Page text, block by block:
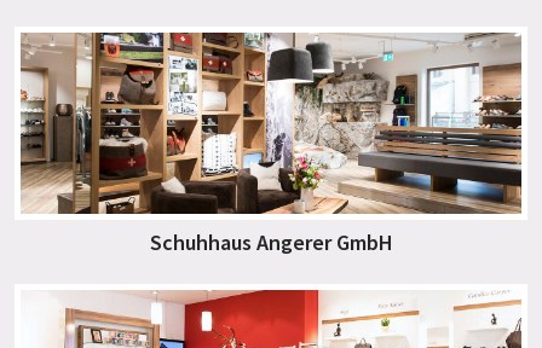
Schuhhaus Angerer GmbH